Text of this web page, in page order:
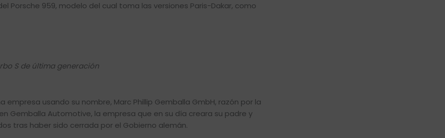
Porsche 959, modelo del cual toma las versiones Paris-Dakar, como
S de última generación
empresa usando su nombre, Marc Phillip Gemballa GmbH, razón por la
Gemballa Automotive, la empresa que en su día creara su padre y
tras haber sido cerrada por el Gobierno alemán.